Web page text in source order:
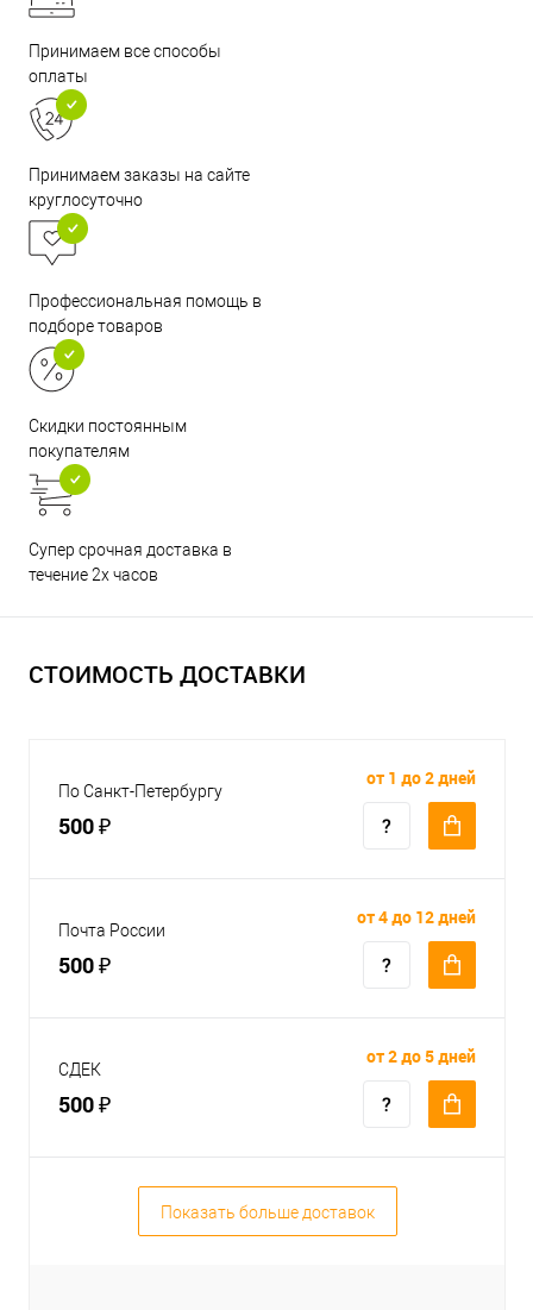
Принимаем все способы
оплаты
Принимаем заказы на сайте
круглосуточно
Профессиональная помощь в
подборе товаров
Скидки постоянным
покупателям
Супер срочная доставка в
течение 2х часов
СТОИМОСТЬ ДОСТАВКИ
По Санкт-Петербургу
500 ₽
от 1 до 2 дней
Почта России
500 ₽
от 4 до 12 дней
СДЕК
500 ₽
от 2 до 5 дней
Показать больше доставок